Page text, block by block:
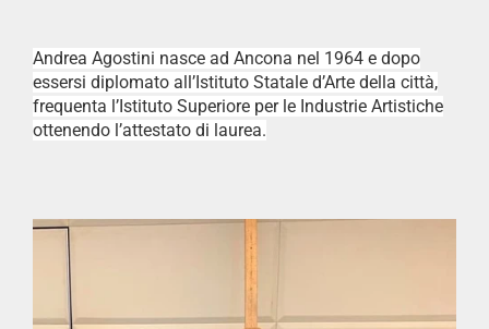
Andrea Agostini nasce ad Ancona nel 1964 e dopo
essersi diplomato all’Istituto Statale d’Arte della città,
frequenta l’Istituto Superiore per le Industrie Artistiche
ottenendo l’attestato di laurea.